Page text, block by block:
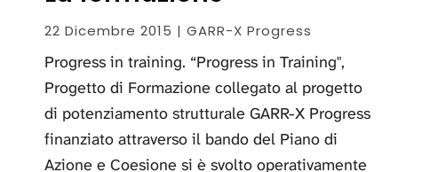
22 Dicembre 2015 | GARR-X Progress
Progress in training. “Progress in Training",
Progetto di Formazione collegato al progetto
di potenziamento strutturale GARR-X Progress
finanziato attraverso il bando del Piano di
Azione e Coesione si è svolto operativamente